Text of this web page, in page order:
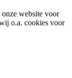
website voor
o.a. cookies voor